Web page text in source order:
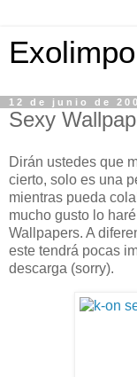
Exolimpo
12 de junio de
Sexy
Dirán ustedes que
cierto, solo es una
mientras pueda
mucho gusto lo
Wallpapers. A
este tendrá pocas
descarga (sorry).